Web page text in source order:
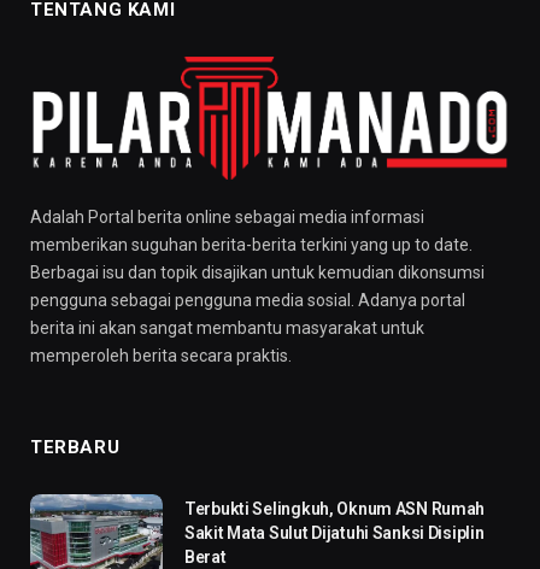
TENTANG KAMI
Adalah Portal berita online sebagai media informasi
memberikan suguhan berita-berita terkini yang up to date.
Berbagai isu dan topik disajikan untuk kemudian dikonsumsi
pengguna sebagai pengguna media sosial. Adanya portal
berita ini akan sangat membantu masyarakat untuk
memperoleh berita secara praktis.
TERBARU
Terbukti Selingkuh, Oknum ASN Rumah
Sakit Mata Sulut Dijatuhi Sanksi Disiplin
Berat